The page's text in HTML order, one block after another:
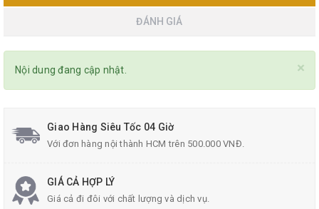
ĐÁNH GIÁ
×
Nội dung đang cập nhật.
Giao Hàng Siêu Tốc 04 Giờ
Với đơn hàng nội thành HCM trên 500.000 VNĐ.
GIÁ CẢ HỢP LÝ
Giá cả đi đôi với chất lượng và dịch vụ.